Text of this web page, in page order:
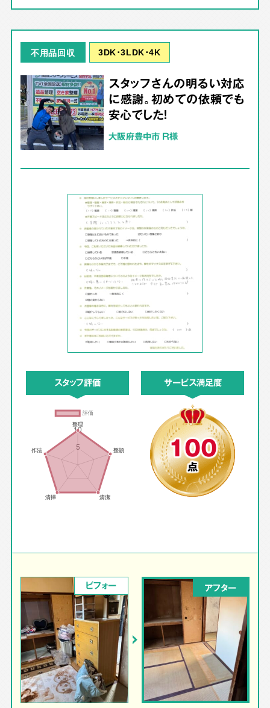
不用品回収 3DK･3LDK･4K
スタッフさんの明るい対応
に感謝。初めての依頼でも
安心でした！
大阪府豊中市 R様
スタッフ評価 サービス満足度
100
点
ビフォー アフター